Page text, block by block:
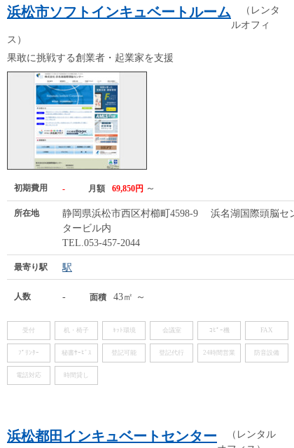
浜松市ソフトインキュベートルーム （レンタ
ルオフィ
ス）
果敢に挑戦する創業者・起業家を支援
初期費用 - 月額 69,850円 ～
所在地
静岡県浜松市西区村櫛町4598-9 浜名湖国際頭脳セン
タービル内
TEL.053-457-2044
最寄り駅 駅
人数 - 面積 43㎡ ～
受付 机・椅子 ﾈｯﾄ環境 会議室 ｺﾋﾟｰ機 FAX
ﾌﾟﾘﾝﾀｰ 秘書ｻｰﾋﾞｽ 登記可能 登記代行 24時間営業 防音設備
電話対応 時間貸し
浜松都田インキュベートセンター （レンタル